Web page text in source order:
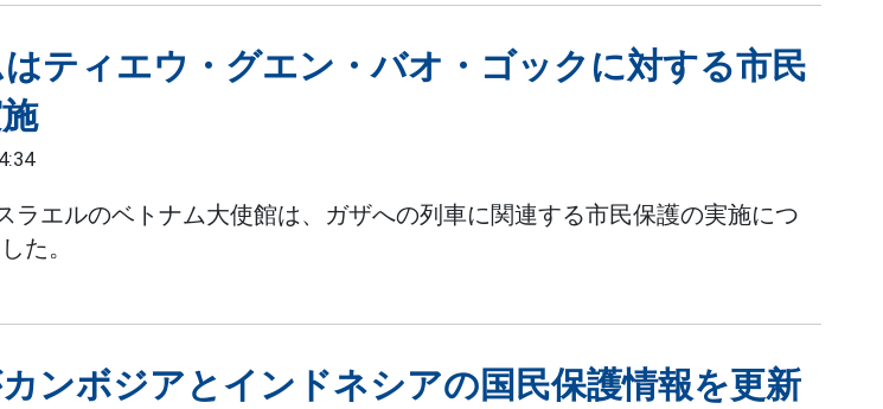
ティエウ・グエン・バオ・ゴックに対する市民
ラエルのベトナム大使館は、ガザへの列車に関連する市民保護の実施につ
た。
ンボジアとインドネシアの国民保護情報を更新